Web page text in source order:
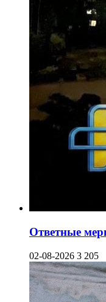
Ответные
02-08-2026 3 205